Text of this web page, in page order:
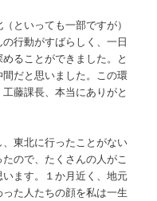
といっても一部ですが）
行動がすばらしく、一日
ることができました。と
だと思いました。この環
藤課長、本当にありがと
東北に行ったことがない
ので、たくさんの人がこ
ます。１か月近く、地元
た人たちの顔を私は一生